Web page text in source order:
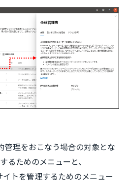
管理をおこなう場合の対象とな
るためのメニューと、
トを管理するためのメニュー